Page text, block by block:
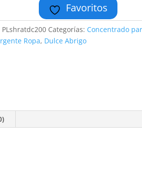
Favoritos
PLshratdc200 Categorías: Concentrado
Ropa, Dulce Abrigo